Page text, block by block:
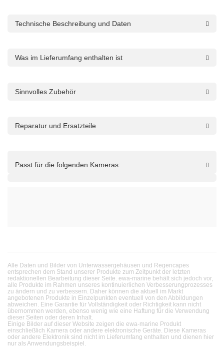
Technische Beschreibung und Daten
Was im Lieferumfang enthalten ist
Sinnvolles Zubehör
Reparatur und Ersatzteile
Passt für die folgenden Kameras:
Alle Daten und Bilder von Unterwassergehäusen und Regencapes
entsprechen dem Stand unserer Produkte zum Zeitpunkt der letzten
redaktionellen Bearbeitung dieser Seite. ewa-marine behält sich jedoch vor,
alle Produkte im Rahmen unseres kontinuierlichen Verbesserungprozesses
zu ändern und zu verbessern. Daher können die aktuell im Markt
angebotenen Produkte in Einzelpunkten eventuell von den Abbildungen
abweichen. Eine Garantie für Vollständigkeit oder Richtigkeit kann nicht
übernommen werden, ebenso wenig wie eine Haftung für die Verwendung
dieser Seiten oder deren Inhalt.
Einige Bilder auf dieser Website zeigen die ewa-marine Produkt
einschließlich Kamera oder andere elektronische Geräte. Diese Kameras
oder andere Elektronik sind nicht im Lieferumfang enthalten und dienen hier
nur als Anwendungsbeispiel.